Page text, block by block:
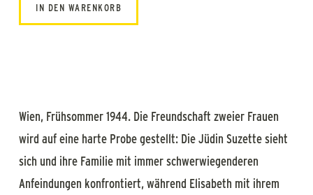
IN DEN WARENKORB
Wien, Frühsommer 1944. Die Freundschaft zweier Frauen
wird auf eine harte Probe gestellt: Die Jüdin Suzette sieht
sich und ihre Familie mit immer schwerwiegenderen
Anfeindungen konfrontiert, während Elisabeth mit ihrem